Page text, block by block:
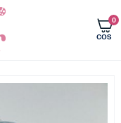
COS
0